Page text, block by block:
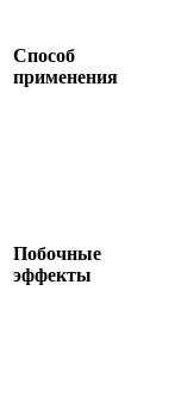
Способ
применения
Побочные
эффекты